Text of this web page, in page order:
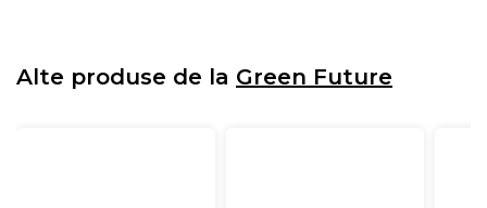
Alte produse de la Green Future